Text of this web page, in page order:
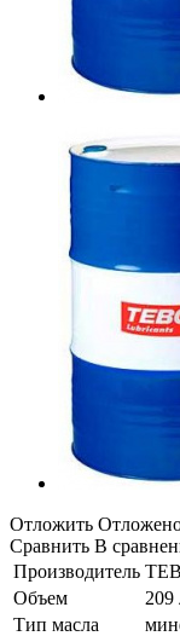
Отложить
Сравнить В
Производитель
Объем
209
Тип масла